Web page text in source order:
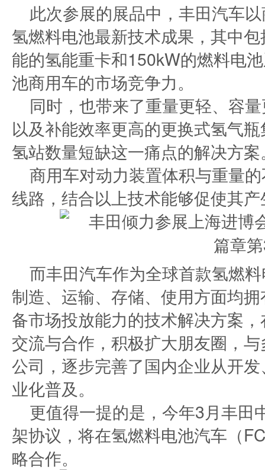
此次参展的展品中，丰田汽车
氢燃料电池最新技术成果，其中
能的氢能重卡和150kW的燃料电
池商用车的市场竞争力。
同时，也带来了重量更轻、容
以及补能效率更高的更换式氢气
氢站数量短缺这一痛点的解决方案
商用车对动力装置体积与重量
线路，结合以上技术能够促使其
而丰田汽车作为全球首款氢燃
制造、运输、存储、使用方面均
备市场投放能力的技术解决方案
交流与合作，积极扩大朋友圈，
公司，逐步完善了国内企业从开
业化普及。
更值得一提的是，今年3月丰田
架协议，将在氢燃料电池汽车（
略合作。